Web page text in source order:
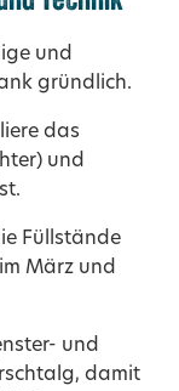
und
gründlich.
das
und
Füllstände
März und
und
damit